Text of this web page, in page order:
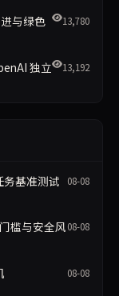
与绿色
13,780
独立
13,192
基准测试
08-08
槛与安全风08-08
08-08